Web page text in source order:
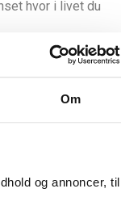
Om
og annoncer, til
hvor i livet du
Med
På
og bruger
Nej